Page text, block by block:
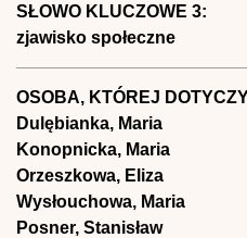
SŁOWO KLUCZOWE 3:
zjawisko społeczne
OSOBA, KTÓREJ
Dulębianka, Maria
Konopnicka, Maria
Orzeszkowa, Eliza
Wysłouchowa, Maria
Posner, Stanisław